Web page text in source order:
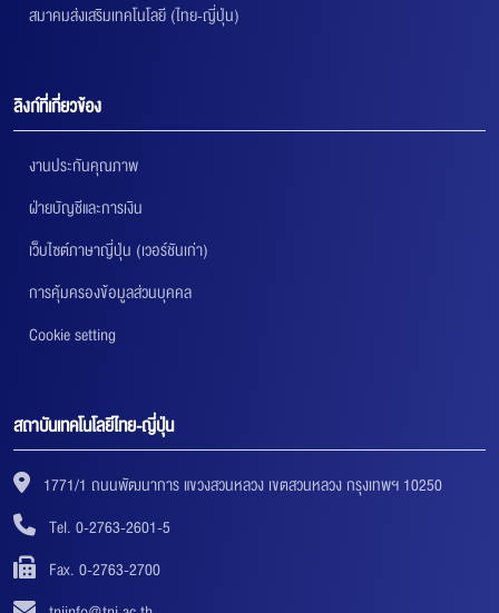
สมาคมส่งเสริมเทคโนโลยี (ไทย-ญี่ปุ่น)
ลิงก์ที่เกี่ยวข้อง
งานประกันคุณภาพ
ฝ่ายบัญชีและการเงิน
เว็บไซต์ภาษาญี่ปุ่น (เวอร์ชันเก่า)
การคุ้มครองข้อมูลส่วนบุคคล
Cookie setting
สถาบันเทคโนโลยีไทย-ญี่ปุ่น
1771/1 ถนนพัฒนาการ แขวงสวนหลวง เขตสวนหลวง กรุงเทพฯ 10250
Tel. 0-2763-2601-5
Fax. 0-2763-2700